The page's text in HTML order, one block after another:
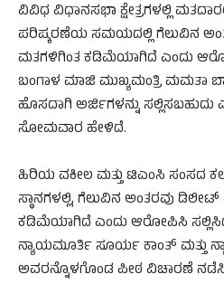
ವಿವಿಧ ವಿಧಾನಸಭಾ ಕ್ಷೇತ್ರಗಳಲ್ಲಿ
ಪರಿಷ್ಕರಣೆಯ ಸಮಯದಲ್ಲಿ ಗೆಲುವಿನ
ಮತಗಳಿಗಿಂತ ಕಡಿಮೆಯಾಗಿದೆ ಎಂದು
ಬಂಗಾಳ ಮಾಜಿ ಮುಖ್ಯಮಂತ್ರಿ ಮಮತಾ
ಹೊಸದಾಗಿ ಅರ್ಜಿಗಳನ್ನು ಸಲ್ಲಿಸಬಹುದು
ಸೋಮವಾರ ಹೇಳಿದೆ.
ಹಿರಿಯ ವಕೀಲ ಮತ್ತು ಟಿಎಂಸಿ ಸಂಸದ
ಸ್ಥಾನಗಳಲ್ಲಿ, ಗೆಲುವಿನ ಅಂತರವು
ಕಡಿಮೆಯಾಗಿದೆ ಎಂದು ಆರೋಪಿಸಿ
ನ್ಯಾಯಮೂರ್ತಿ ಸೂರ್ಯ ಕಾಂತ್ ಮತ್ತು
ಅವರನ್ನೊಳಗೊಂಡ ಪೀಠ ವಿಚಾರಣೆ